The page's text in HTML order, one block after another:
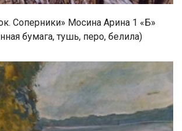
Соперники» Мосина Арина 1 «Б»
бумага, тушь, перо, белила)